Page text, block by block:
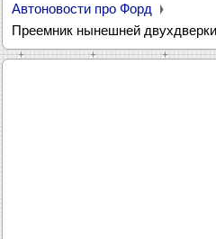
Автоновости про Форд